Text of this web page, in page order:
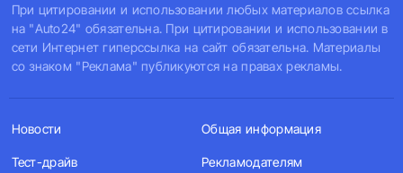
При цитировании и использовании любых материалов ссылка
на "Auto24" обязательна. При цитировании и использовании в
сети Интернет гиперссылка на сайт обязательна. Материалы
со знаком "Реклама" публикуются на правах рекламы.
Новости
Тест-драйв
Общая информация
Рекламодателям